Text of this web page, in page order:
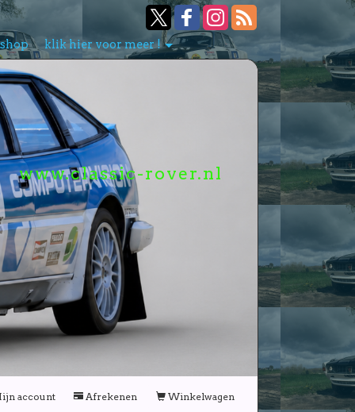
www.classic-rover.nl
klik hier voor meer !
Winkelwagen
Afrekenen
account